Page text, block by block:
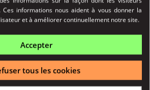
informations nous aident à vous donner la
et à améliorer continuellement notre site.
Accepter
tous les cookies